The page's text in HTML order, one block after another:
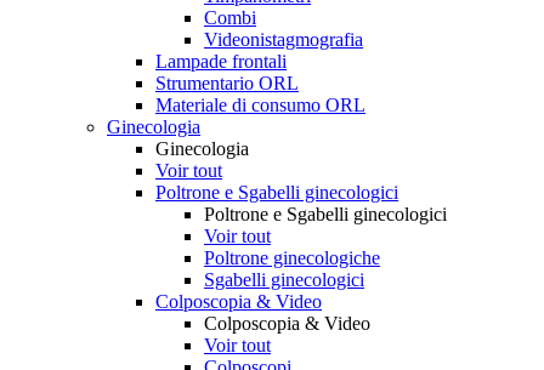
Combi
Videonistagmografia
Lampade frontali
Strumentario ORL
Materiale di consumo ORL
Ginecologia
Ginecologia
Voir tout
Poltrone e Sgabelli ginecologici
Poltrone e Sgabelli ginecologici
Voir tout
Poltrone ginecologiche
Sgabelli ginecologici
Colposcopia & Video
Colposcopia & Video
Voir tout